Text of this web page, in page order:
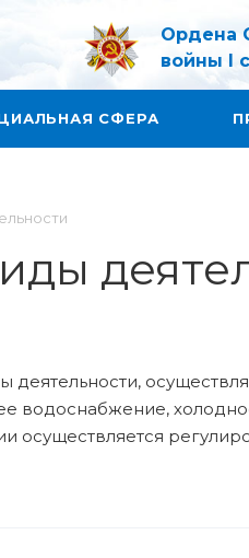
Ордена
войны I
СФЕРА
деятельности,
водоснабжение,
осуществляется